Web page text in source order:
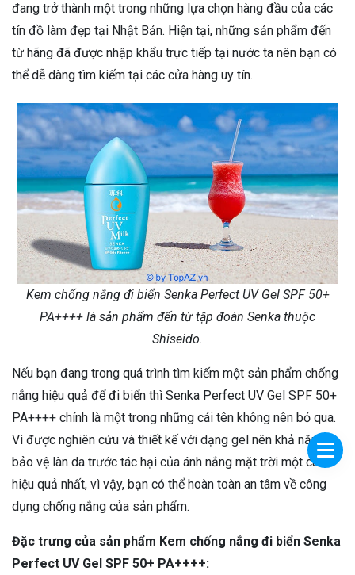
đang trở thành một trong những lựa chọn hàng đầu của các
tín đồ làm đẹp tại Nhật Bản. Hiện tại, những sản phẩm đến
từ hãng đã được nhập khẩu trực tiếp tại nước ta nên bạn có
thể dễ dàng tìm kiếm tại các cửa hàng uy tín.
Kem chống nắng đi biển Senka Perfect UV Gel SPF 50+
PA++++ là sản phẩm đến từ tập đoàn Senka thuộc
Shiseido.
Nếu bạn đang trong quá trình tìm kiếm một sản phẩm chống
nắng hiệu quả để đi biển thì Senka Perfect UV Gel SPF 50+
PA++++ chính là một trong những cái tên không nên bỏ qua.
Vì được nghiên cứu và thiết kế với dạng gel nên khả năng
bảo vệ làn da trước tác hại của ánh nắng mặt trời một cách
hiệu quả nhất, vì vậy, bạn có thể hoàn toàn an tâm về công
dụng chống nắng của sản phẩm.
Đặc trưng của sản phẩm Kem chống nắng đi biển Senka
Perfect UV Gel SPF 50+ PA++++: